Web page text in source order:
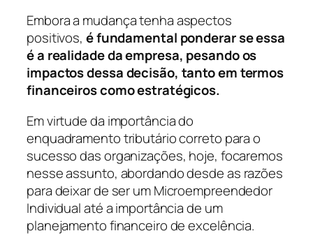
Embora a mudança tenha aspectos
positivos, é fundamental ponderar se essa
é a realidade da empresa, pesando os
impactos dessa decisão, tanto em termos
financeiros como estratégicos.
Em virtude da importância do
enquadramento tributário correto para o
sucesso das organizações, hoje, focaremos
nesse assunto, abordando desde as razões
para deixar de ser um Microempreendedor
Individual até a importância de um
planejamento financeiro de excelência.